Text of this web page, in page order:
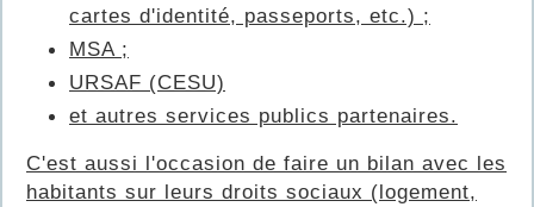
cartes d'identité, passeports, etc.) ;
MSA ;
URSAF (CESU)
et autres services publics partenaires.
C'est aussi l'occasion de faire un bilan avec les
habitants sur leurs droits sociaux (logement,